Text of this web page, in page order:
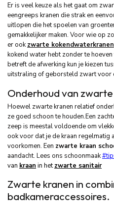
Er is veel keuze als het gaat om
eengreeps kranen die strak en
uitlopen die het spoelen van
gemakkelijker maken. Voor wie op
er ookzwarte kokendwaterkranen
kokend water hebt zonder te
betreft de afwerking kun je kiezen
uitstraling of geborsteld zwart voor
Onderhoud van
Hoewel zwarte kranen relatief
ze goed schoon te houden.Een
zeep is meestal voldoende om
ook voor dat je de kraan regelmatig
voorkomen. Een zwarte kraan
aandacht. Lees ons schoonmaak
van kraan in hetzwarte sanitair
Zwarte kranen in
badkameraccessoires.